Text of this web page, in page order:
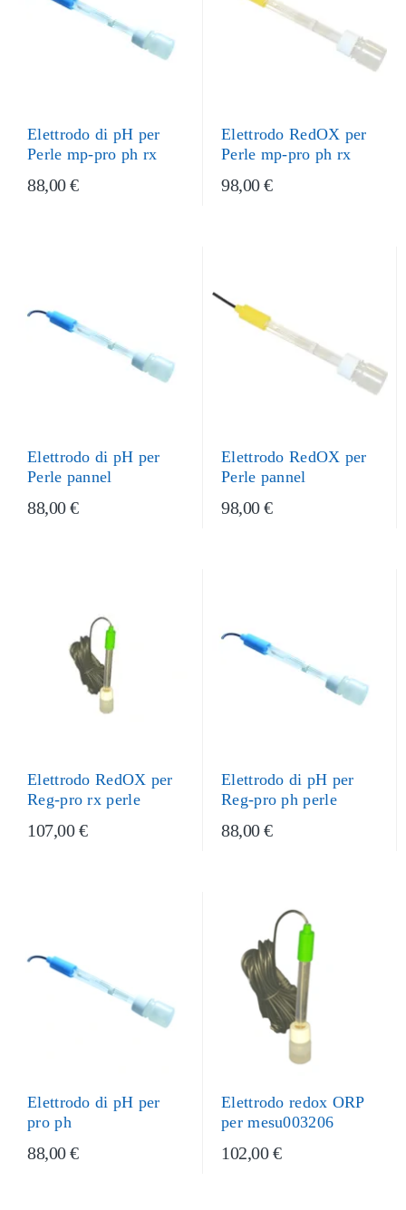
Elettrodo di pH per
Perle mp-pro ph rx
88,00 €
Elettrodo RedOX per
Perle mp-pro ph rx
98,00 €
Elettrodo di pH per
Perle pannel
88,00 €
Elettrodo RedOX per
Perle pannel
98,00 €
Elettrodo RedOX per
Reg-pro rx perle
107,00 €
Elettrodo di pH per
Reg-pro ph perle
88,00 €
Elettrodo di pH per
pro ph
88,00 €
Elettrodo redox ORP
per mesu003206
102,00 €